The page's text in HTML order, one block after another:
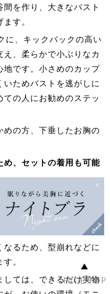
間を作り、大きなバスト
す。
に、キックバックの高い
、柔らかで小ぶりなカ
地です。小さめのカップ
ためバストを逃がしに
ての人にお勧めのステッ
めの方、下垂したお胸の
め、セットの着用も可能
ら
ランジェリーソープ
るため、型崩れなどに
。
ては、できるだけ実物
PAGE TOP